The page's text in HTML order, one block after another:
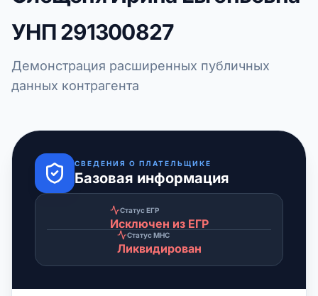
УНП291300827
Демонстрация расширенных публичных
данных контрагента
СВЕДЕНИЯ О ПЛАТЕЛЬЩИКЕ
Базовая информация
Статус ЕГР
Исключен из ЕГР
Статус МНС
Ликвидирован